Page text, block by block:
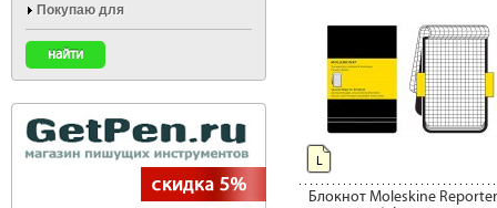
Блокнот Moleskine
L
Покупаю для